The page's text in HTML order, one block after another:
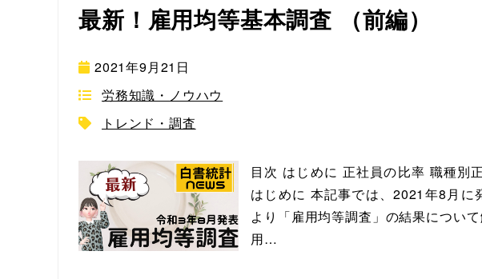
最新！雇用均等基本調査 （前編）
2021年9月21日
労務知識・ノウハウ
トレンド・調査
目次 はじめに 正社員の比率 職種別
はじめに 本記事では、2021年8月に
より「雇用均等調査」の結果につい
用…